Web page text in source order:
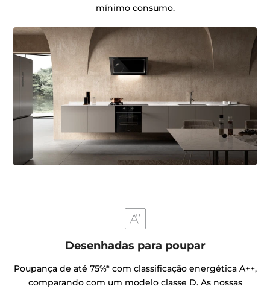
mínimo consumo.
Desenhadas para poupar
Poupança de até 75%* com classificação energética A++,
comparando com um modelo classe D. As nossas